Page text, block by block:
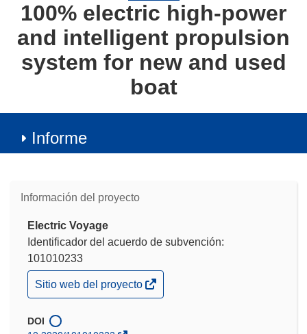
100% electric high-power
and intelligent propulsion
system for new and used
boat
Informe
Información del proyecto
Electric Voyage
Identificador del acuerdo de subvención:
101010233
(se
abrirá
una
Sitio web del proyecto
DOI